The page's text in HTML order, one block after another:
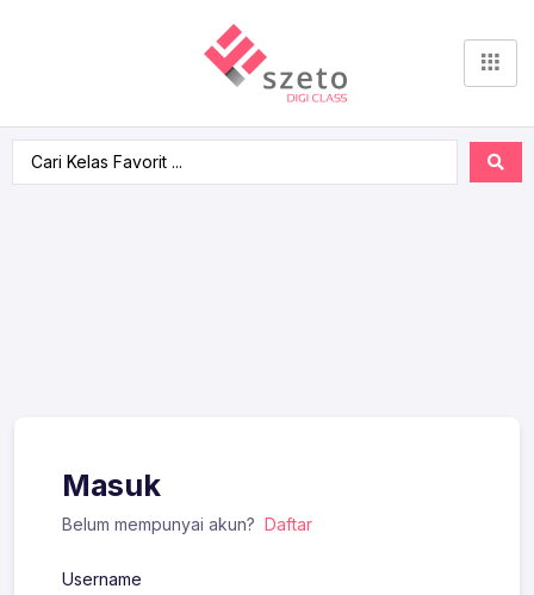
Masuk
Belum mempunyai akun? Daftar
Username